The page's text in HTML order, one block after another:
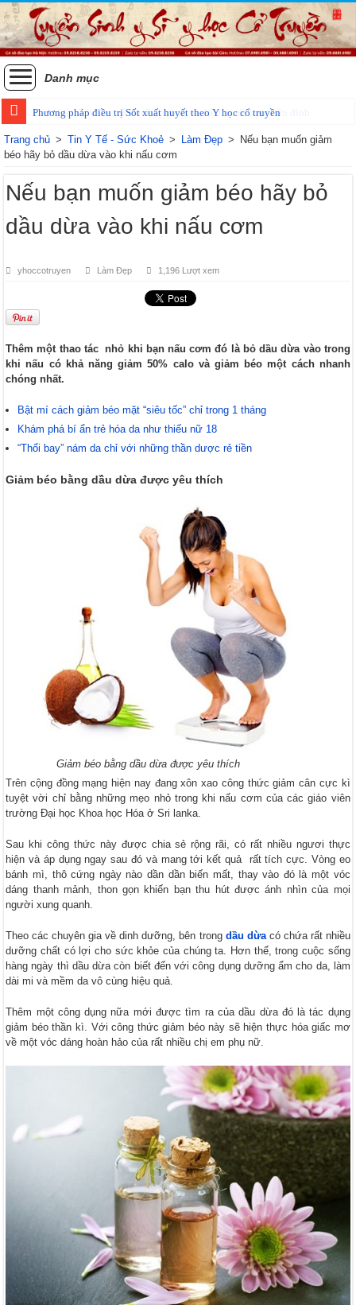
Danh mục
Phương pháp điều trị Sốt xuất huyết theo Y học cổ truyền
Trang chủ > Tin Y Tế - Sức Khoẻ > Làm Đẹp > Nếu bạn muốn giảm
béo hãy bỏ dầu dừa vào khi nấu cơm
Nếu bạn muốn giảm béo hãy bỏ
dầu dừa vào khi nấu cơm
yhoccotruyen Làm Đẹp 1,196 Lượt xem
Thêm một thao tác nhỏ khi bạn nấu cơm đó là bỏ dầu dừa vào trong
khi nấu có khả năng giảm 50% calo và giảm béo một cách nhanh
chóng nhất.
Bật mí cách giảm béo mặt “siêu tốc” chỉ trong 1 tháng
Khám phá bí ẩn trẻ hóa da như thiếu nữ 18
“Thổi bay” nám da chỉ với những thần dược rẻ tiền
Giảm béo bằng dầu dừa được yêu thích
Giảm béo bằng dầu dừa được yêu thích
Trên cộng đồng mạng hiện nay đang xôn xao công thức giảm cân cực kì
tuyệt vời chỉ bằng những mẹo nhỏ trong khi nấu cơm của các giáo viên
trường Đại học Khoa học Hóa ở Sri lanka.
Sau khi công thức này được chia sẻ rộng rãi, có rất nhiều ngươi thực
hiện và áp dụng ngay sau đó và mang tới kết quả rất tích cực. Vòng eo
bánh mì, thô cứng ngày nào dần dần biến mất, thay vào đó là một vóc
dáng thanh mảnh, thon gọn khiến bạn thu hút được ánh nhìn của mọi
người xung quanh.
Theo các chuyên gia về dinh dưỡng, bên trong dầu dừacó chứa rất nhiều
dưỡng chất có lợi cho sức khỏe của chúng ta. Hơn thế, trong cuộc sống
hàng ngày thì dầu dừa còn biết đến với công dụng dưỡng ẩm cho da, làm
dài mi và mềm da vô cùng hiệu quả.
Thêm một công dụng nữa mới được tìm ra của dầu dừa đó là tác dụng
giảm béo thần kì. Với công thức giảm béo này sẽ hiện thực hóa giấc mơ
về một vóc dáng hoàn hảo của rất nhiều chị em phụ nữ.